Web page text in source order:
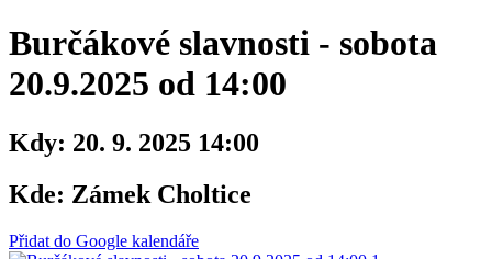
Burčákové slavnosti - sobota
20.9.2025 od 14:00
Kdy: 20. 9. 2025 14:00
Kde: Zámek Choltice
Přidat do Google kalendáře